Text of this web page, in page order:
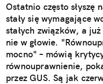
Ostatnio często słyszę
stały się wymagające
stałych związków, a
nie w głowie.
mocno" – mówią
równouprawnienie,
przez GUS. Są jak